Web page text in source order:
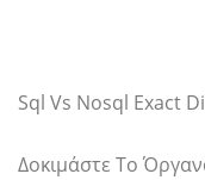
Sql Vs Nosql Exact
Δοκιμάστε Το